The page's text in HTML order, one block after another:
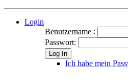
Login
Benutzername :
Passwort:
Log In
Ich habe mein